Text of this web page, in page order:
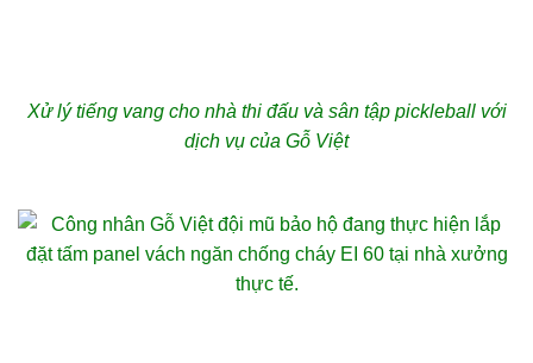
Xử lý tiếng vang cho nhà thi đấu và sân tập pickleball với
dịch vụ của Gỗ Việt